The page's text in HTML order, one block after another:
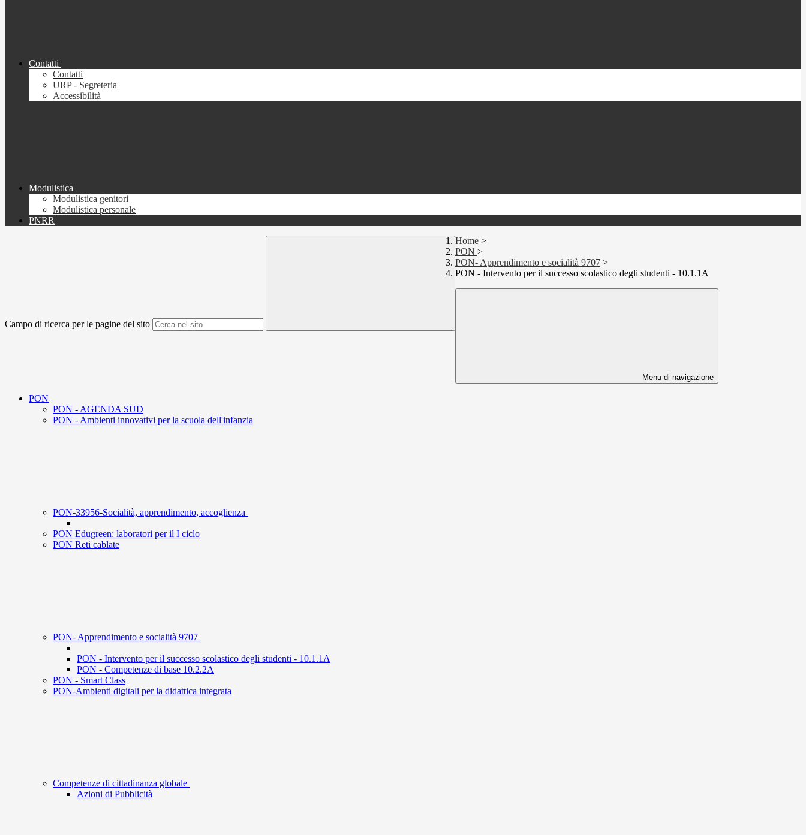
Contatti
Contatti
URP - Segreteria
Accessibilità
Modulistica
Modulistica genitori
Modulistica personale
PNRR
Campo di ricerca per le pagine del sito
Home >
PON >
PON- Apprendimento e socialità 9707 >
PON - Intervento per il successo scolastico degli studenti - 10.1.1A
Menu di navigazione
PON
PON - AGENDA SUD
PON - Ambienti innovativi per la scuola dell'infanzia
PON-33956-Socialità, apprendimento, accoglienza
PON Edugreen: laboratori per il I ciclo
PON Reti cablate
PON- Apprendimento e socialità 9707
PON - Intervento per il successo scolastico degli studenti - 10.1.1A
PON - Competenze di base 10.2.2A
PON - Smart Class
PON-Ambienti digitali per la didattica integrata
Competenze di cittadinanza globale
Azioni di Pubblicità